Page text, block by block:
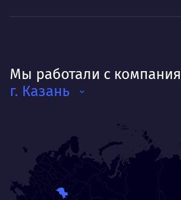
Мы работали с
г. Казань